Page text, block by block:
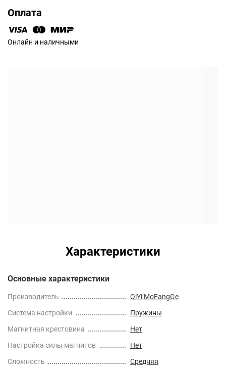
Оплата
Онлайн и наличными
Характеристики
Основные характеристики
Производитель
QiYi MoFangGe
Cистема настройки
Пружины
Магнитная крестовина
Нет
Настройка силы магнитов
Нет
Сложность
Средняя